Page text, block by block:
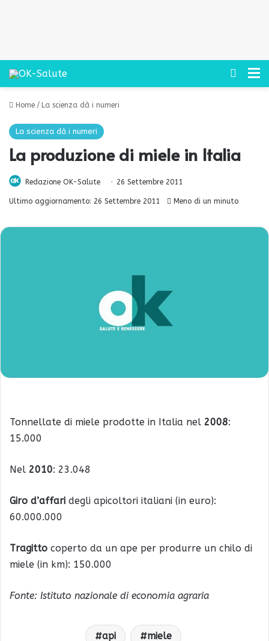
Cerca
Home / La scienza dà i numeri
La scienza dà i numeri
La produzione di miele in Italia
Redazione OK-Salute 26 Settembre 2011
Ultimo aggiornamento: 26 Settembre 2011 Meno di un minuto
Tonnellate di miele prodotte in Italia nel 2008:
15.000
Nel 2010: 23.048
Giro d’affari degli apicoltori italiani (in euro):
60.000.000
Tragitto coperto da un ape per produrre un chilo di
miele (in km): 150.000
Fonte: Istituto nazionale di economia agraria
api miele